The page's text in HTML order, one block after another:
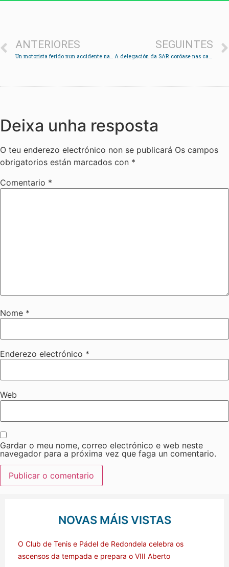
ANTERIORES
Un motorista ferido nun accidente na Pantalla en Cesantes
SEGUINTES
A delegación da SAR coróase nas categorías de infantil e cadetes feminino no Paredes handball Cup
Deixa unha resposta
O teu enderezo electrónico non se publicará Os campos
obrigatorios están marcados con *
Comentario *
Nome *
Enderezo electrónico *
Web
Gardar o meu nome, correo electrónico e web neste
navegador para a próxima vez que faga un comentario.
NOVAS MÁIS VISTAS
O Club de Tenis e Pádel de Redondela celebra os
ascensos da tempada e prepara o VIII Aberto